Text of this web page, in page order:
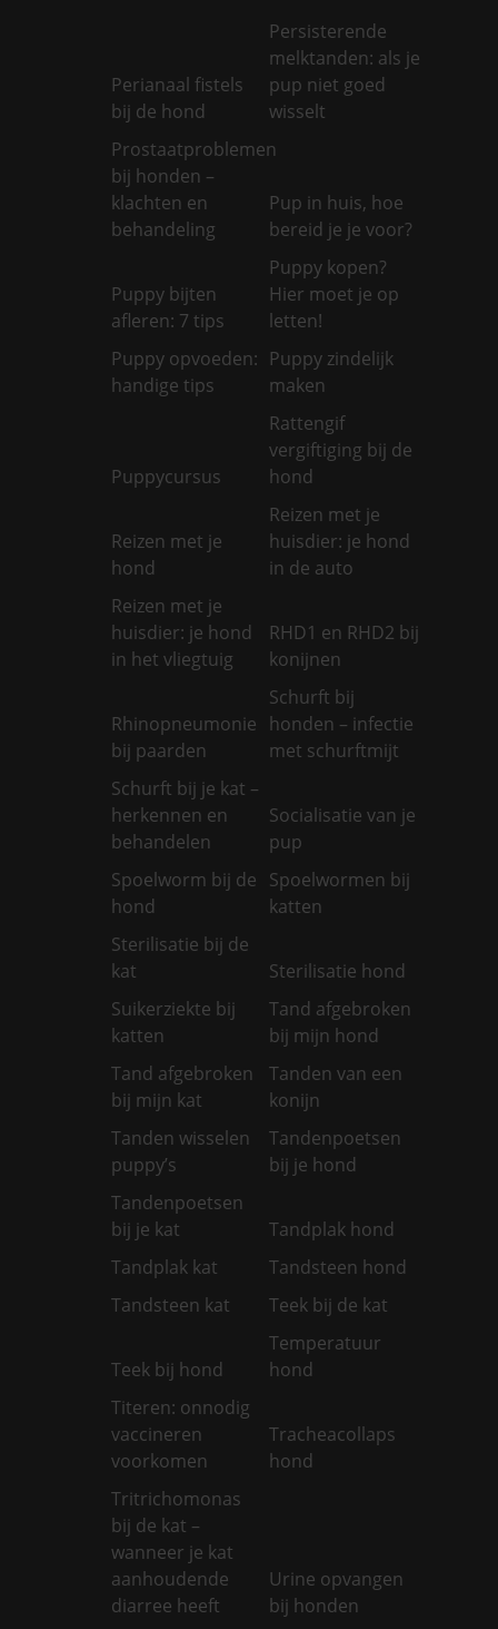
Perianaal fistels
bij de hond
Persisterende
melktanden: als je
pup niet goed
wisselt
Prostaatproblemen
bij honden –
klachten en
behandeling
Pup in huis, hoe
bereid je je voor?
Puppy bijten
afleren: 7 tips
Puppy kopen?
Hier moet je op
letten!
Puppy opvoeden:
handige tips
Puppy zindelijk
maken
Puppycursus
Rattengif
vergiftiging bij de
hond
Reizen met je
hond
Reizen met je
huisdier: je hond
in de auto
Reizen met je
huisdier: je hond
in het vliegtuig
RHD1 en RHD2 bij
konijnen
Rhinopneumonie
bij paarden
Schurft bij
honden – infectie
met schurftmijt
Schurft bij je kat –
herkennen en
behandelen
Socialisatie van je
pup
Spoelworm bij de
hond
Spoelwormen bij
katten
Sterilisatie bij de
kat
Sterilisatie hond
Suikerziekte bij
katten
Tand afgebroken
bij mijn hond
Tand afgebroken
bij mijn kat
Tanden van een
konijn
Tanden wisselen
puppy’s
Tandenpoetsen
bij je hond
Tandenpoetsen
bij je kat
Tandplak hond
Tandplak kat
Tandsteen hond
Tandsteen kat
Teek bij de kat
Teek bij hond
Temperatuur
hond
Titeren: onnodig
vaccineren
voorkomen
Tracheacollaps
hond
Tritrichomonas
bij de kat –
wanneer je kat
aanhoudende
diarree heeft
Urine opvangen
bij honden